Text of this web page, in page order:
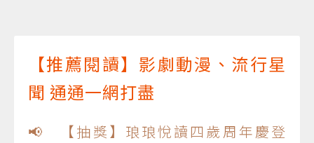
【推薦閱讀】影劇動漫、流行星
聞 通通一網打盡
📢 【抽獎】琅琅悅讀四歲周年慶登